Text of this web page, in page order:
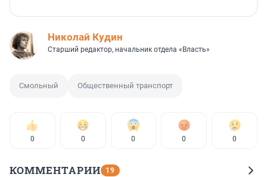
Николай Кудин
Старший редактор, начальник отдела «Власть»
Смольный Общественный транспорт
0 0 0 0 0
КОММЕНТАРИИ 19